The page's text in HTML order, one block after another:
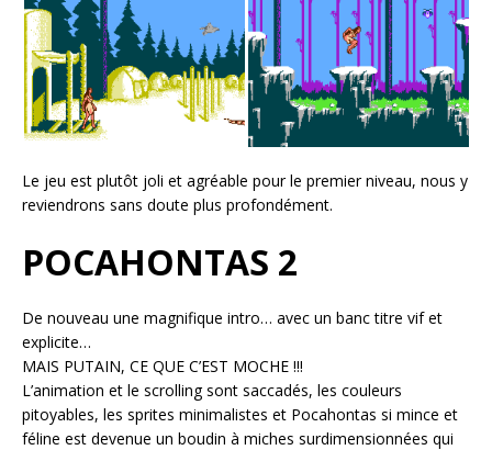
Le jeu est plutôt joli et agréable pour le premier niveau, nous y
reviendrons sans doute plus profondément.
POCAHONTAS 2
De nouveau une magnifique intro… avec un banc titre vif et
explicite…
MAIS PUTAIN, CE QUE C’EST MOCHE !!!
L’animation et le scrolling sont saccadés, les couleurs
pitoyables, les sprites minimalistes et Pocahontas si mince et
féline est devenue un boudin à miches surdimensionnées qui